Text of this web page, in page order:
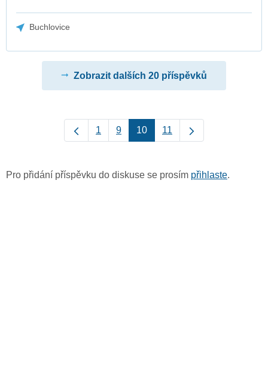
Buchlovice
Zobrazit dalších 20 příspěvků
1 9 10 11
Pro přidání příspěvku do diskuse se prosím přihlaste.